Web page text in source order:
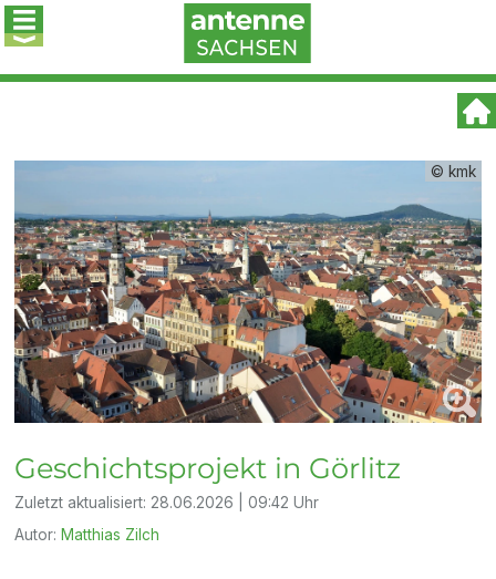
© kmk
Geschichtsprojekt in Görlitz
Zuletzt aktualisiert: 28.06.2026 | 09:42 Uhr
Autor: Matthias Zilch